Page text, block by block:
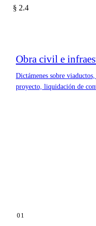
§ 2.4
Obra civil e
Dictámenes sobre
proyecto, liquidación de
01